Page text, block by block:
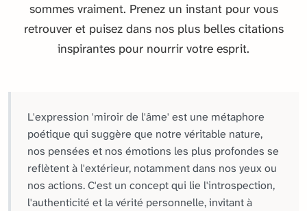
sommes vraiment. Prenez un instant pour vous
retrouver et puisez dans nos plus belles citations
inspirantes pour nourrir votre esprit.
L'expression 'miroir de l'âme' est une métaphore
poétique qui suggère que notre véritable nature,
nos pensées et nos émotions les plus profondes se
reflètent à l'extérieur, notamment dans nos yeux ou
nos actions. C'est un concept qui lie l'introspection,
l'authenticité et la vérité personnelle, invitant à